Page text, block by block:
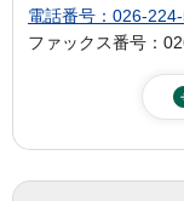
電話番号：026-
ファックス番号：